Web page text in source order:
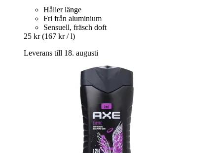
Håller länge
Fri från aluminium
Sensuell, fräsch doft
25 kr (167 kr / l)
Leverans till 18. augusti